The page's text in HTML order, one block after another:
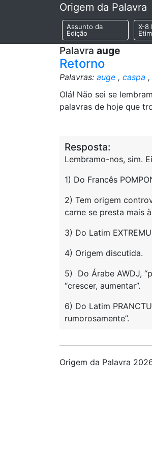
Origem da Palavra
Assunto da
Edição
X-8
Palavra auge
Retorno
Palavras: auge , caspa ,
Olá! Não sei se
palavras de hoje que
Resposta:
Lembramo-nos, sim.
1) Do Francês
2) Tem origem
carne se presta mais
3) Do Latim
4) Origem discutida.
5) Do Árabe AWDJ,
“crescer, aumentar”.
6) Do Latim
rumorosamente”.
Origem da Palavra